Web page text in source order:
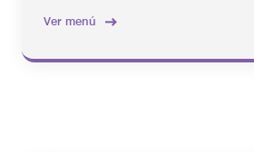
Ver menú